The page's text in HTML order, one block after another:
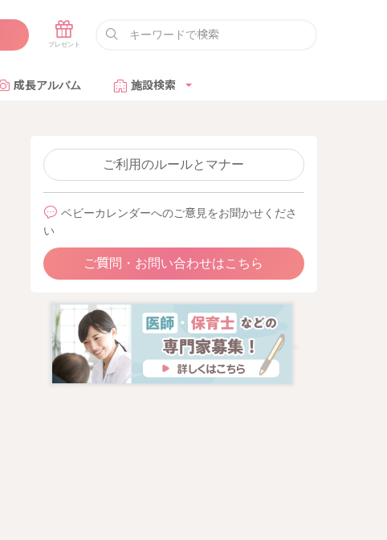
成長アルバム 施設検索
ご利用のルールとマナー
ベビーカレンダーへのご意見をお聞かせくださ
い
ご質問・お問い合わせはこちら